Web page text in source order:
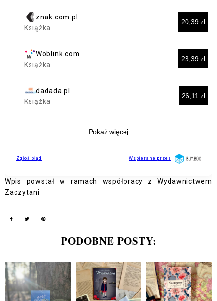
Wpis powstał w ramach współpracy z Wydawnictwem
Zaczytani
PODOBNE POSTY: